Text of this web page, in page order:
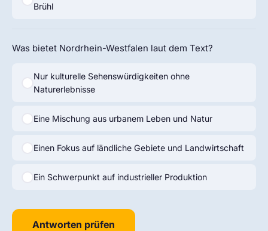
Brühl
Was bietet Nordrhein-Westfalen laut dem Text?
Nur kulturelle Sehenswürdigkeiten ohne
Naturerlebnisse
Eine Mischung aus urbanem Leben und Natur
Einen Fokus auf ländliche Gebiete und Landwirtschaft
Ein Schwerpunkt auf industrieller Produktion
Antworten prüfen